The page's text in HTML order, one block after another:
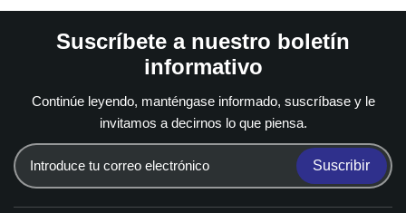
Suscríbete a nuestro boletín
informativo
Continúe leyendo, manténgase informado, suscríbase y le
invitamos a decirnos lo que piensa.
Suscribir